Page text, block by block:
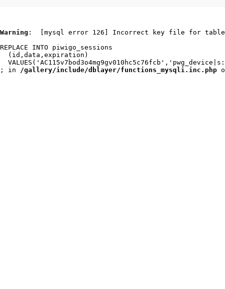
Warning :  [mysql error 126] Incorrect key file for
REPLACE INTO piwigo_sessions
  (id,data,expiration)
; in /gallery/include/dblayer/functions_mysqli.inc.php